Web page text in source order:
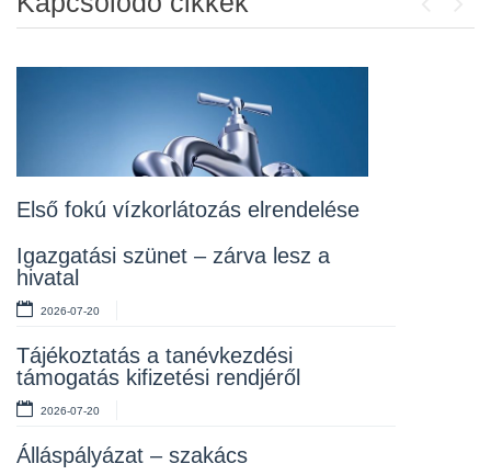
Első fokú vízkorlátozás elrendelése
Igazgatási szünet – zárva lesz a
hivatal
2026-07-20
Tájékoztatás a tanévkezdési
támogatás kifizetési rendjéről
2026-07-20
Álláspályázat – szakács
Álláspályázat – konyhai kisegítő
Lakossági fórum az Erzsébet téri
2026-07-10
Rendelet kihirdetése
2026-07-10
Álláspályázat – takarító
2026-07-06